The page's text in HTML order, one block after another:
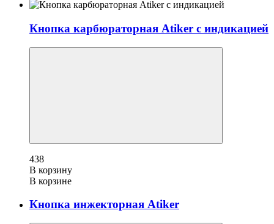
Кнопка карбюраторная Atiker с индикацией
438
В корзину
В корзине
Кнопка инжекторная Atiker